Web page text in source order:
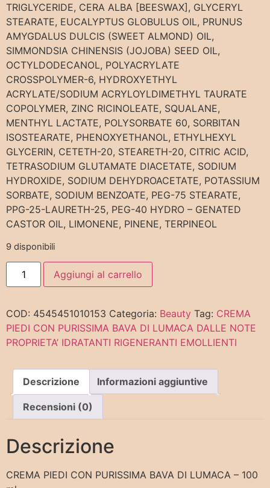
TRIGLYCERIDE, CERA ALBA [BEESWAX], GLYCERYL
STEARATE, EUCALYPTUS GLOBULUS OIL, PRUNUS
AMYGDALUS DULCIS (SWEET ALMOND) OIL,
SIMMONDSIA CHINENSIS (JOJOBA) SEED OIL,
OCTYLDODECANOL, POLYACRYLATE
CROSSPOLYMER-6, HYDROXYETHYL
ACRYLATE/SODIUM ACRYLOYLDIMETHYL TAURATE
COPOLYMER, ZINC RICINOLEATE, SQUALANE,
MENTHYL LACTATE, POLYSORBATE 60, SORBITAN
ISOSTEARATE, PHENOXYETHANOL, ETHYLHEXYL
GLYCERIN, CETETH-20, STEARETH-20, CITRIC ACID,
TETRASODIUM GLUTAMATE DIACETATE, SODIUM
HYDROXIDE, SODIUM DEHYDROACETATE, POTASSIUM
SORBATE, SODIUM BENZOATE, PEG-75 STEARATE,
PPG-25-LAURETH-25, PEG-40 HYDRO – GENATED
CASTOR OIL, LIMONENE, PINENE, TERPINEOL
9 disponibili
Aggiungi al carrello
COD: 4545451010153 Categoria: Beauty Tag: CREMA
PIEDI CON PURISSIMA BAVA DI LUMACA DALLE NOTE
PROPRIETA’ IDRATANTI RIGENERANTI EMOLLIENTI
Descrizione Informazioni aggiuntive
Recensioni (0)
Descrizione
CREMA PIEDI CON PURISSIMA BAVA DI LUMACA – 100